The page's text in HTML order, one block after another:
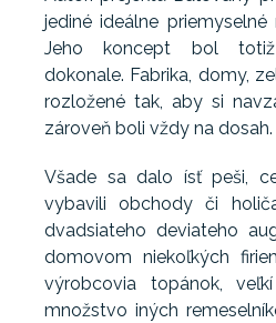
jediné ideálne
Jeho koncept bol
dokonale. Fabrika, domy,
rozložené tak, aby si
zároveň boli vždy na dosah.
Všade sa dalo ísť peši,
vybavili obchody či
dvadsiateho deviateho
domovom niekoľkých
výrobcovia topánok,
množstvo iných